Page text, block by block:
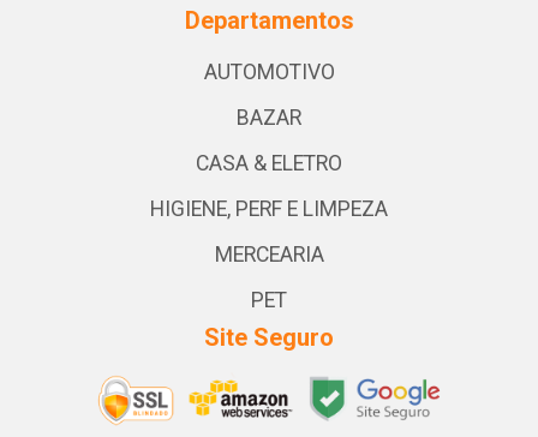
Departamentos
AUTOMOTIVO
BAZAR
CASA & ELETRO
HIGIENE, PERF E LIMPEZA
MERCEARIA
PET
Site Seguro